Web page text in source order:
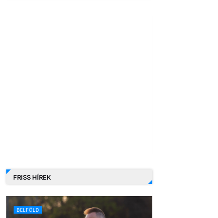
FRISS HÍREK
BELFÖLD